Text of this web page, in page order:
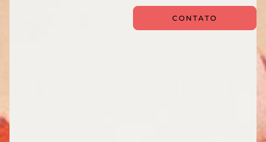
CONTATO